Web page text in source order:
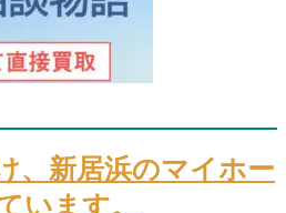
、新居浜のマイホー
います。